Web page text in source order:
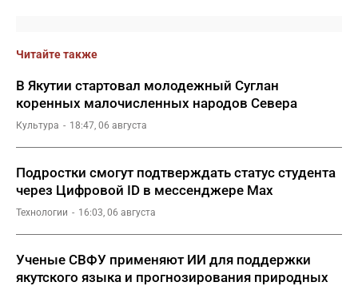
Читайте также
В Якутии стартовал молодежный Суглан
коренных малочисленных народов Севера
Культура 18:47, 06 августа
Подростки смогут подтверждать статус студента
через Цифровой ID в мессенджере Мах
Технологии 16:03, 06 августа
Ученые СВФУ применяют ИИ для поддержки
якутского языка и прогнозирования природных